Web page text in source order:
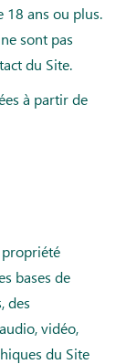
18 ans ou plus.
sont pas
du Site.
à partir de
bases de
des
vidéo,
du Site